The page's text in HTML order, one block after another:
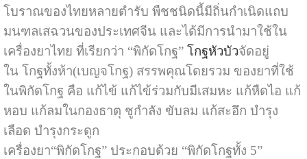
โบราณของไทยหลายตำรับ พืชชนิดนี้มีถิ่นกำเนิดแถบ
มนฑลเสฉวนของประเทศจีน และได้มีการนำมาใช้ใน
เครื่องยาไทย ที่เรียกว่า “พิกัดโกฐ” โกฐหัวบัวจัดอยู่
ใน โกฐทั้งห้า(เบญจโกฐ) สรรพคุณโดยรวม ของยาที่ใช้
ในพิกัดโกฐ คือ แก้ไข้ แก้ไข้ร่วมกับมีเสมหะ แก้หืดไอ แก้
หอบ แก้ลมในกองธาตุ ชูกำลัง ขับลม แก้สะอึก บำรุง
เลือด บำรุงกระดูก
เครื่องยา“พิกัดโกฐ” ประกอบด้วย “พิกัดโกฐทั้ง 5”